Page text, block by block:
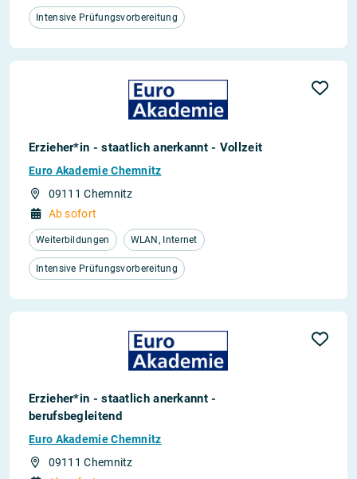
Intensive Prüfungsvorbereitung
Erzieher*in - staatlich anerkannt - Vollzeit
Euro Akademie Chemnitz
09111 Chemnitz
Ab sofort
Weiterbildungen WLAN, Internet
Intensive Prüfungsvorbereitung
Erzieher*in - staatlich anerkannt -
berufsbegleitend
Euro Akademie Chemnitz
09111 Chemnitz